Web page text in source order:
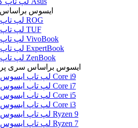
ایسوس
لپ تاپ ROG
لپ تاپ TUF
لپ تاپ VivoBook
لپ تاپ ExpertBook
لپ تاپ ZenBook
ایسوس براساس سری
لپ تاپ ایسوس Core i9
لپ تاپ ایسوس Core i7
لپ تاپ ایسوس Core i5
لپ تاپ ایسوس Core i3
لپ تاپ ایسوس Ryzen 9
لپ تاپ ایسوس Ryzen 7